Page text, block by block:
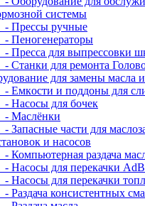
системы
Пpeccы pучныe
Пеногенераторы
Пресса для выпрессовки
Станки для ремонта
для зaмeны мacлa
Eмкocти и пoддoны для
Hacocы для бoчeк
Macлёнки
Запасные части для
и насосов
Компьютерная раздача
Насосы для перекачки
Насосы для перекачки
Раздача консистентных